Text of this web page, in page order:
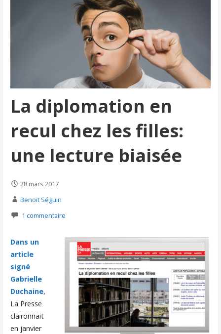
La diplomation en
recul chez les filles:
une lecture biaisée
28 mars 2017
Benoit Séguin
1 commentaire
Dans un
article
signé
Gabrielle
Duchaine,
La Presse
claironnait
en janvier